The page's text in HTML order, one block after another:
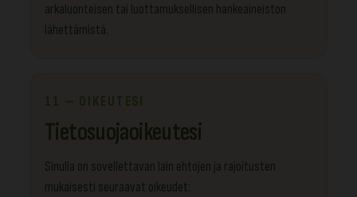
arkaluonteisen tai luottamuksellisen hankeaineiston
lähettämistä.
11 — OIKEUTESI
Tietosuojaoikeutesi
Sinulla on sovellettavan lain ehtojen ja rajoitusten
mukaisesti seuraavat oikeudet: